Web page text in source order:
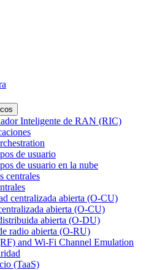
Inteligente de RAN (RIC)
de usuario
de usuario en la nube
centrales
centralizada abierta (O-CU)
abierta (O-CU)
abierta (O-DU)
radio abierta (O-RU)
and Wi-Fi Channel Emulation
(TaaS)